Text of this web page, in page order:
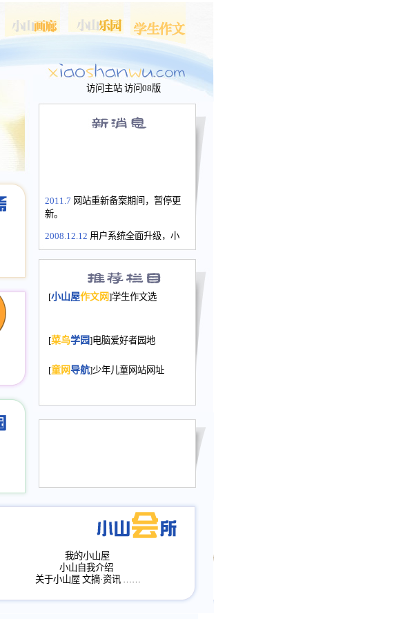
访问主站 访问08版
2011.7 网站重新备案期间，暂停更
新。
2008.12.12 用户系统全面升级，小
山屋主站、作文网、学生作文、家
长会、家园网－个人空间，用户一
次注册全部通行。
2008.12.12家园网正式运行，域
年，2009版提前启用，小山屋全面
小山画廊均增加多个新栏目。。
评分、顶功能，作文宝典改版。
[小山屋作文网]学生作文选
[菜鸟学园]电脑爱好者园地
[童网导航]少年儿童网站网址
我的小山屋
小山自我介绍
关于小山屋 文摘·资讯 ……